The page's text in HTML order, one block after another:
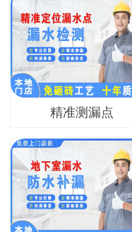
精准测漏点